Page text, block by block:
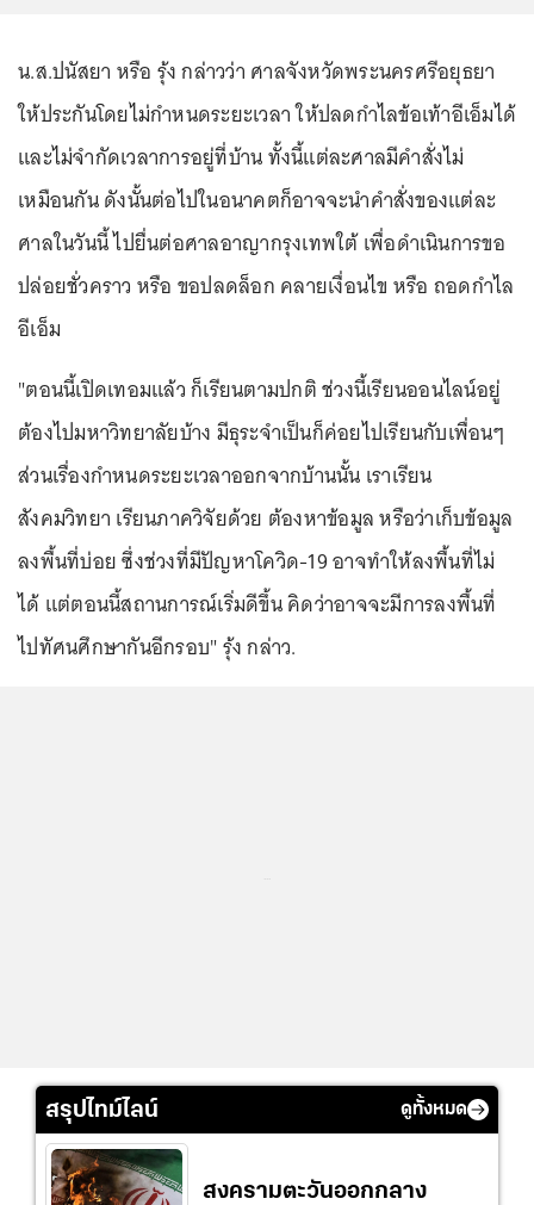
น.ส.ปนัสยา หรือ รุ้ง กล่าวว่า ศาลจังหวัดพระนครศรีอยุธยา
ให้ประกันโดยไม่กำหนดระยะเวลา ให้ปลดกำไลข้อเท้าอีเอ็มได้
และไม่จำกัดเวลาการอยู่ที่บ้าน ทั้งนี้แต่ละศาลมีคำสั่งไม่
เหมือนกัน ดังนั้นต่อไปในอนาคตก็อาจจะนำคำสั่งของแต่ละ
ศาลในวันนี้ ไปยื่นต่อศาลอาญากรุงเทพใต้ เพื่อดำเนินการขอ
ปล่อยชั่วคราว หรือ ขอปลดล็อก คลายเงื่อนไข หรือ ถอดกำไล
อีเอ็ม
"ตอนนี้เปิดเทอมแล้ว ก็เรียนตามปกติ ช่วงนี้เรียนออนไลน์อยู่
ต้องไปมหาวิทยาลัยบ้าง มีธุระจำเป็นก็ค่อยไปเรียนกับเพื่อนๆ
ส่วนเรื่องกำหนดระยะเวลาออกจากบ้านนั้น เราเรียน
สังคมวิทยา เรียนภาควิจัยด้วย ต้องหาข้อมูล หรือว่าเก็บข้อมูล
ลงพื้นที่บ่อย ซึ่งช่วงที่มีปัญหาโควิด-19 อาจทำให้ลงพื้นที่ไม่
ได้ แต่ตอนนี้สถานการณ์เริ่มดีขึ้น คิดว่าอาจจะมีการลงพื้นที่
ไปทัศนศึกษากันอีกรอบ" รุ้ง กล่าว.
สรุปไทม์ไลน์ ดูทั้งหมด
สงครามตะวันออกกลาง